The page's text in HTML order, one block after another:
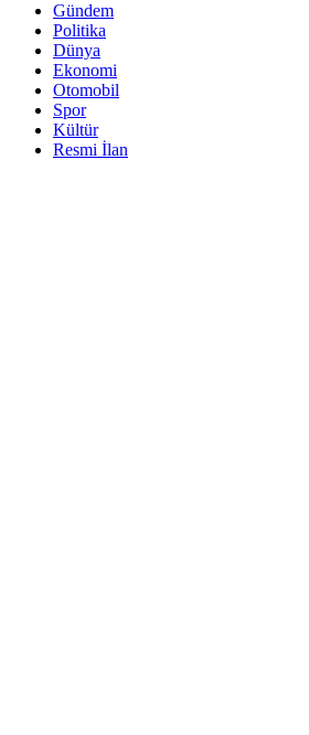
Gündem
Politika
Dünya
Ekonomi
Otomobil
Spor
Kültür
Resmi İlan